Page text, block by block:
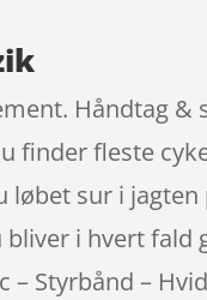
Håndtag &
finder fleste
løbet sur i jagten
bliver i hvert fald
Styrbånd –